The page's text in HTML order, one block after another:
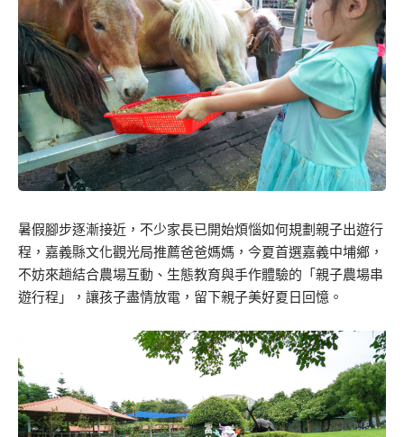
暑假腳步逐漸接近，不少家長已開始煩惱如何規劃親子出遊行
程，嘉義縣文化觀光局推薦爸爸媽媽，今夏首選嘉義中埔鄉，
不妨來趟結合農場互動、生態教育與手作體驗的「親子農場串
遊行程」，讓孩子盡情放電，留下親子美好夏日回憶。